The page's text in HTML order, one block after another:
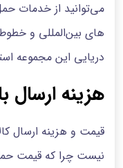
می‌توانید از خدمات
های بین‌المللی و
دریایی این مجموعه
هزینه ارسال
قیمت و هزینه ارسال
نیست چرا که قیمت